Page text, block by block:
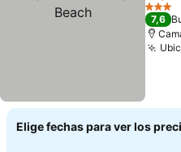
3
7,6
Elige fechas para ver los